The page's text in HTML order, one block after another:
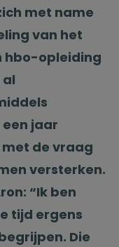
met name
van het
hbo-opleiding
al
jaar
de vraag
versterken.
“Ik ben
tijd ergens
Die